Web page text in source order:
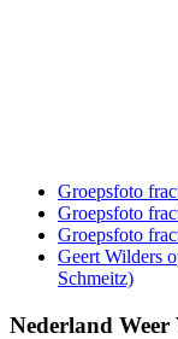
Groepsfoto
Groepsfoto
Groepsfoto
Geert Wilders
Schmeitz)
Nederland Weer